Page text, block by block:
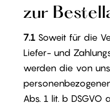
zur
7.1Soweit für die
Liefer- und
werden die von
Abs. 1 lit. b